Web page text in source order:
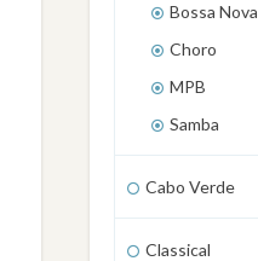
Bossa Nova
Choro
MPB
Samba
Cabo Verde
Classical